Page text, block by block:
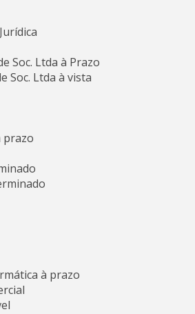
Soc. Ltda à Prazo
Soc. Ltda à vista
prazo
à prazo